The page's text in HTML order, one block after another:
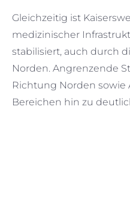
Gleichzeitig ist
medizinischer
stabilisiert, auch durch
Norden. Angrenzende
Richtung Norden
Bereichen hin zu